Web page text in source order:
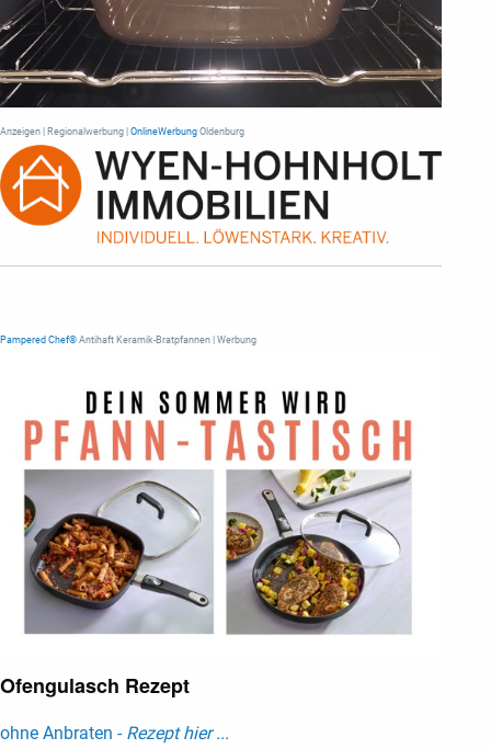
Anzeigen | Regionalwerbung | OnlineWerbung Oldenburg
Pampered Chef® Antihaft Keramik-Bratpfannen | Werbung
Ofengulasch Rezept
ohne Anbraten - Rezept hier ...